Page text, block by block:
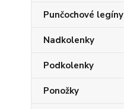
Punčochové legíny
Nadkolenky
Podkolenky
Ponožky